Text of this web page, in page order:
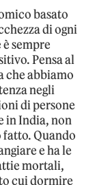
basato
di ogni
sempre
Pensa al
che abbiamo
negli
di persone
in India, non
fatto. Quando
e ha le
mortali,
cui dormire